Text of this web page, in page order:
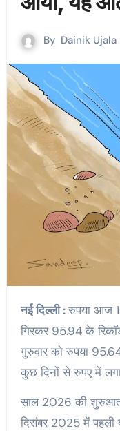
By Dainik Ujala
नई दिल्ली :रुपया आज
गिरकर 95.94 के
गुरुवार को रुपया
कुछ दिनों से रुपए में
साल 2026 की शुरुआत
दिसंबर 2025 में पहली